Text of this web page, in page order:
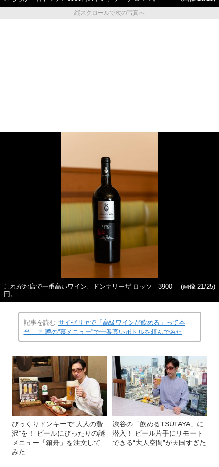
縦スクロールで次の写真へ
これがお店で一番高いワイン、ドンナリーザ ロッソ 3900
円。
(画像 21/25)
記事を読む サイゼリヤで「高級ワインが飲める」って本
当…？ 噂の“裏メニュー”で一番高いボトルを頼んでみた
びっくりドンキーで“大人の贅
沢”を！ ビールにぴったりの謎
メニュー「箱舟」を注文して
みた
渋谷の「飲めるTSUTAYA」に
潜入！ ビール片手にリモート
できる“大人空間”が天国すぎた